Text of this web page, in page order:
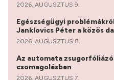
2026. AUGUSZTUS 9.
Egészségügyi
Janklovics Péter a közös
2026. AUGUSZTUS 8.
Az automata
csomagolásban
2026. AUGUSZTUS 7.